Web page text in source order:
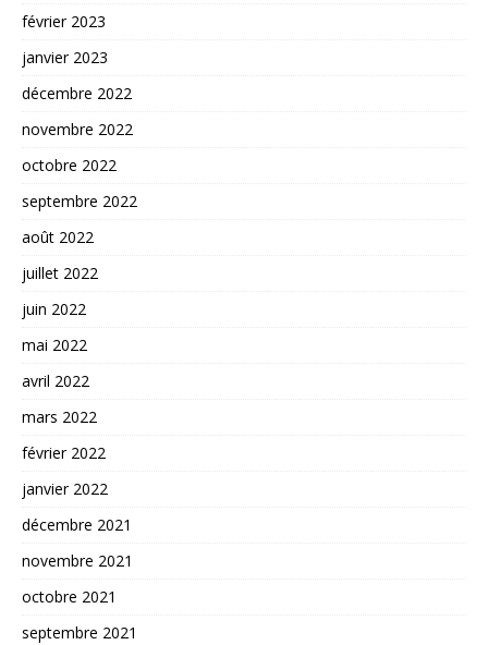
février 2023
janvier 2023
décembre 2022
novembre 2022
octobre 2022
septembre 2022
août 2022
juillet 2022
juin 2022
mai 2022
avril 2022
mars 2022
février 2022
janvier 2022
décembre 2021
novembre 2021
octobre 2021
septembre 2021